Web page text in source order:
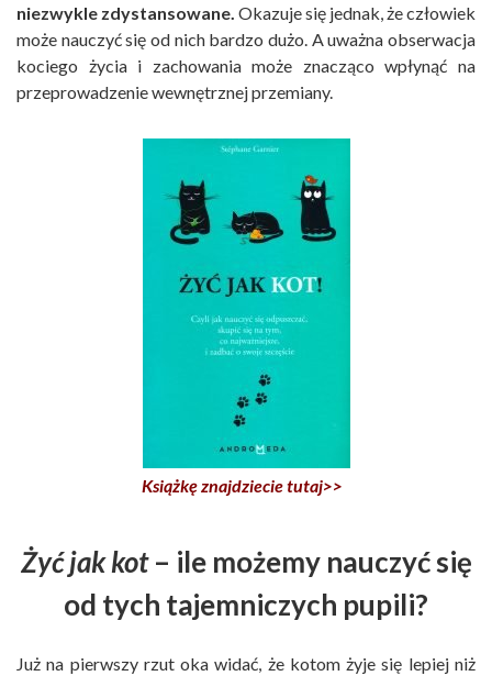
niezwykle zdystansowane. Okazuje się jednak, że człowiek
może nauczyć się od nich bardzo dużo. A uważna obserwacja
kociego życia i zachowania może znacząco wpłynąć na
przeprowadzenie wewnętrznej przemiany.
Książkę znajdziecie tutaj>>
Żyć jak kot– ile możemy nauczyć się
od tych tajemniczych pupili?
Już na pierwszy rzut oka widać, że kotom żyje się lepiej niż